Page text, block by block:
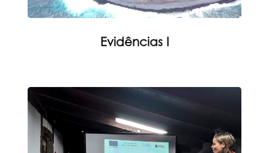
Evidências I